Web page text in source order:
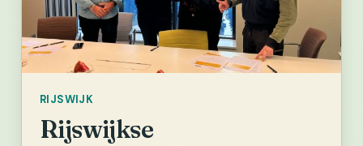
RIJSWIJK
Rijswijkse